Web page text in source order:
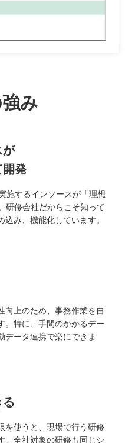
み
が
開発
施するインソースが「理想
研修会社だからこそ知って
み、機能化しています。
向上のため、事務作業を自
。特に、手間のかかるデー
データ連携で楽にできま
を使うと、現場で行う研修
。全社対象の研修も同じシ